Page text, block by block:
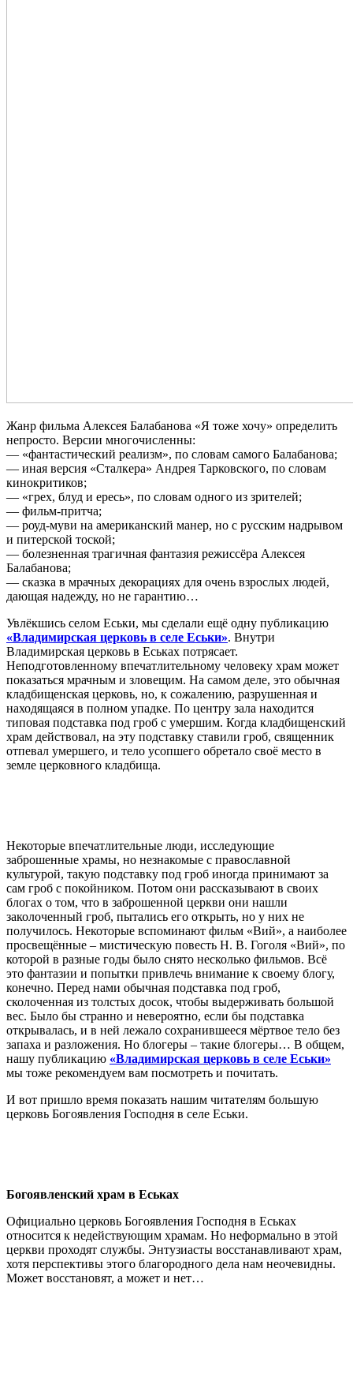
Жанр фильма Алексея Балабанова «Я тоже хочу» определить
непросто. Версии многочисленны:
— «фантастический реализм», по словам самого Балабанова;
— иная версия «Сталкера» Андрея Тарковского, по словам
кинокритиков;
— «грех, блуд и ересь», по словам одного из зрителей;
— фильм-притча;
— роуд-муви на американский манер, но с русским надрывом
и питерской тоской;
— болезненная трагичная фантазия режиссёра Алексея
Балабанова;
— сказка в мрачных декорациях для очень взрослых людей,
дающая надежду, но не гарантию…
Увлёкшись селом Еськи, мы сделали ещё одну публикацию
«Владимирская церковь в селе Еськи». Внутри
Владимирская церковь в Еськах потрясает.
Неподготовленному впечатлительному человеку храм может
показаться мрачным и зловещим. На самом деле, это обычная
кладбищенская церковь, но, к сожалению, разрушенная и
находящаяся в полном упадке. По центру зала находится
типовая подставка под гроб с умершим. Когда кладбищенский
храм действовал, на эту подставку ставили гроб, священник
отпевал умершего, и тело усопшего обретало своё место в
земле церковного кладбища.
Некоторые впечатлительные люди, исследующие
заброшенные храмы, но незнакомые с православной
культурой, такую подставку под гроб иногда принимают за
сам гроб с покойником. Потом они рассказывают в своих
блогах о том, что в заброшенной церкви они нашли
заколоченный гроб, пытались его открыть, но у них не
получилось. Некоторые вспоминают фильм «Вий», а наиболее
просвещённые – мистическую повесть Н. В. Гоголя «Вий», по
которой в разные годы было снято несколько фильмов. Всё
это фантазии и попытки привлечь внимание к своему блогу,
конечно. Перед нами обычная подставка под гроб,
сколоченная из толстых досок, чтобы выдерживать большой
вес. Было бы странно и невероятно, если бы подставка
открывалась, и в ней лежало сохранившееся мёртвое тело без
запаха и разложения. Но блогеры – такие блогеры… В общем,
нашу публикацию «Владимирская церковь в селе Еськи»
мы тоже рекомендуем вам посмотреть и почитать.
И вот пришло время показать нашим читателям большую
церковь Богоявления Господня в селе Еськи.
Богоявленский храм в Еськах
Официально церковь Богоявления Господня в Еськах
относится к недействующим храмам. Но неформально в этой
церкви проходят службы. Энтузиасты восстанавливают храм,
хотя перспективы этого благородного дела нам неочевидны.
Может восстановят, а может и нет…